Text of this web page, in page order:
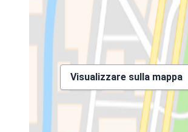
Visualizzare sulla mappa